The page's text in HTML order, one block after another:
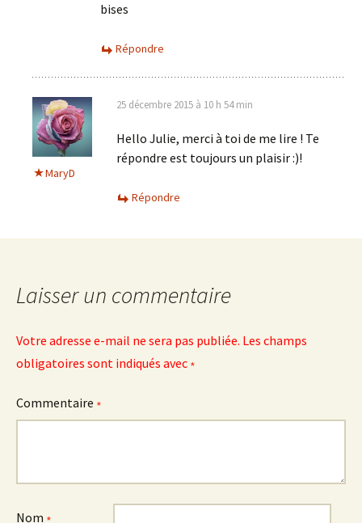
bises
Répondre
MaryD
25 décembre 2015 à 10 h 54 min
Hello Julie, merci à toi de me lire ! Te
répondre est toujours un plaisir :)!
Répondre
Laisser un commentaire
Votre adresse e-mail ne sera pas publiée. Les champs
obligatoires sont indiqués avec *
Commentaire *
Nom